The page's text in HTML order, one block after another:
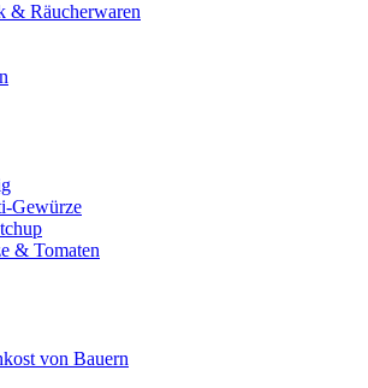
& Räucherwaren
Gewürze
& Tomaten
von Bauern